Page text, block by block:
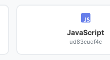
JavaScript
ud83cudf4c